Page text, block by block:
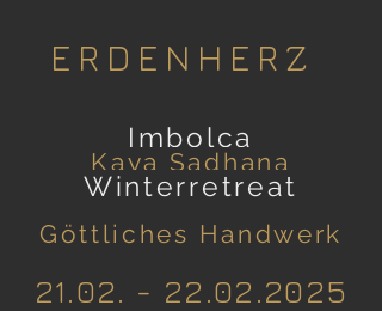
ERDENHERZ
Imbolca
Kaya Sadhana
Winterretreat
Göttliches Handwerk
21.02. - 22.02.2025